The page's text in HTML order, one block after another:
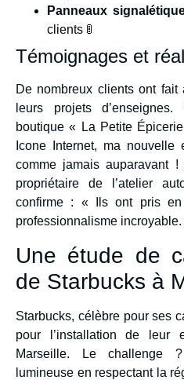
Panneaux
clients 🚦
Témoignages et
De nombreux clients ont
leurs projets
boutique « La Petite
Icone Internet, ma
comme jamais auparavant
propriétaire de l’atelier
confirme : « Ils ont pris
professionnalisme incroyable.
Une étude de
de Starbucks à
Starbucks, célèbre pour ses
pour l’installation de leur
Marseille. Le challenge
lumineuse en respectant la